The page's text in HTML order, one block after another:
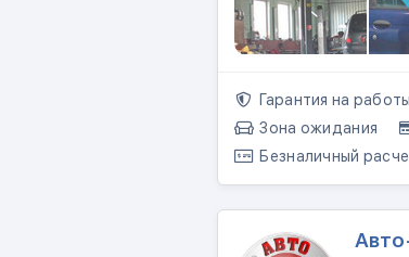
Гарантия на работы
Зона ожидания
Безналичный